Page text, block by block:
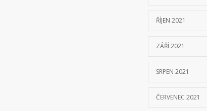
ŘÍJEN 2021
ZÁŘÍ 2021
SRPEN 2021
ČERVENEC 2021